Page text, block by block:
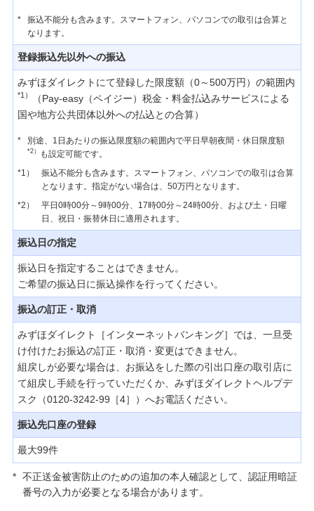
みずほダイレクトご利用時間
ご利用環境
会）サービスは終了いたしました。今後はイ
ンターネットバンキング（みずほダイレク
ト）をご利用ください。
サービス連携
みずほダイレクトお知らせ一覧
【重要】みずほダイレクトでの振込・ペイジーのご
利用には、ご利用カード（アプリ版）またはワンタ
イムパスワードが必要です。
【重要】みずほダイレクトでの振込・ペイジーのご
利用には、ご利用カード（アプリ版）またはワンタ
イムパスワードが必要です。
定期的なお客さま情報等ご確認のお願い
みずほダイレクトセキュリティ強化に伴う仕様変更
*
振込不能分も含みます。スマートフォン、パソコンでの取引は合算と
なります。
登録振込先以外への振込
みずほダイレクトにて登録した限度額（0～500万円）の範囲内
*1）
（Pay-easy（ペイジー）税金・料金払込みサービスによる
国や地方公共団体以外への払込との合算）
* 別途、1日あたりの振込限度額の範囲内で平日早朝夜間・休日限度額
*2）
も設定可能です。
*1）
振込不能分も含みます。スマートフォン、パソコンでの取引は合算
となります。指定がない場合は、50万円となります。
*2）
平日0時00分～9時00分、17時00分～24時00分、および土・日曜
日、祝日・振替休日に適用されます。
振込日の指定
振込日を指定することはできません。
ご希望の振込日に振込操作を行ってください。
振込の訂正・取消
みずほダイレクト［インターネットバンキング］では、一旦受
け付けたお振込の訂正・取消・変更はできません。
組戻しが必要な場合は、お振込をした際の引出口座の取引店に
て組戻し手続を行っていただくか、みずほダイレクトヘルプデ
スク（0120-3242-99［4］）へお電話ください。
振込先口座の登録
最大99件
* 不正送金被害防止のための追加の本人確認として、認証用暗証
番号の入力が必要となる場合があります。